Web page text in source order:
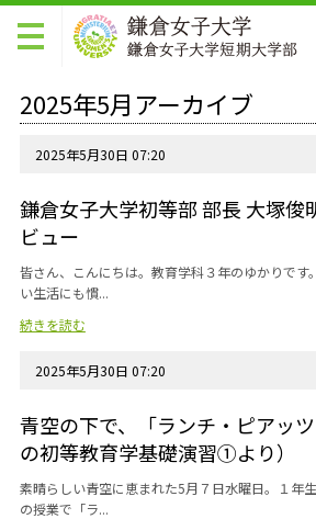
2025年5月アーカイブ
2025年5月30日 07:20
鎌倉女子大学初等部 部長 大塚俊
ビュー
皆さん、こんにちは。教育学科３年のゆかりです
い生活にも慣...
続きを読む
2025年5月30日 07:20
青空の下で、「ランチ・ピアッ
の初等教育学基礎演習①より）
素晴らしい青空に恵まれた5月７日水曜日。１年
の授業で「ラ...